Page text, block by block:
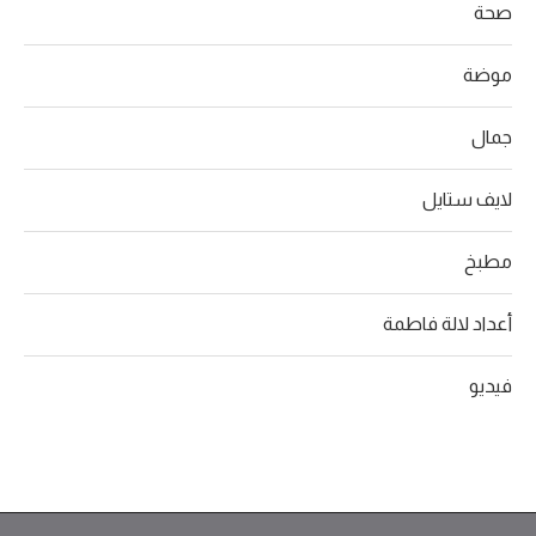
صحة
موضة
جمال
لايف ستايل
مطبخ
أعداد لالة فاطمة
فيديو